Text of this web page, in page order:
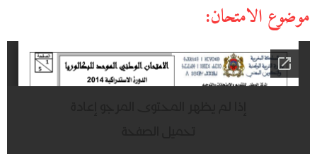
موضوع الامتحان: